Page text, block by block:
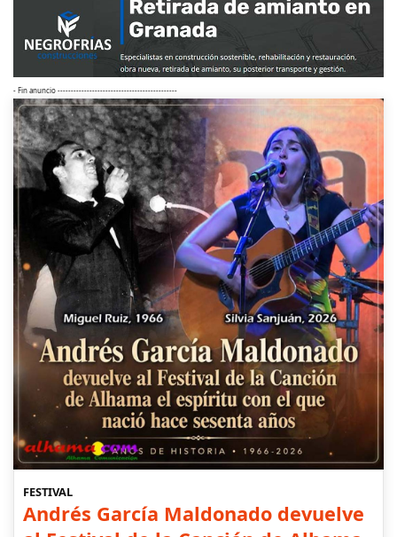
- Fin anuncio ---------------------------------------------
FESTIVAL
Andrés García Maldonado devuelve